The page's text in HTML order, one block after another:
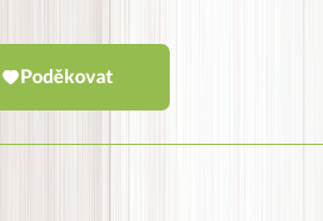
Poděkovat